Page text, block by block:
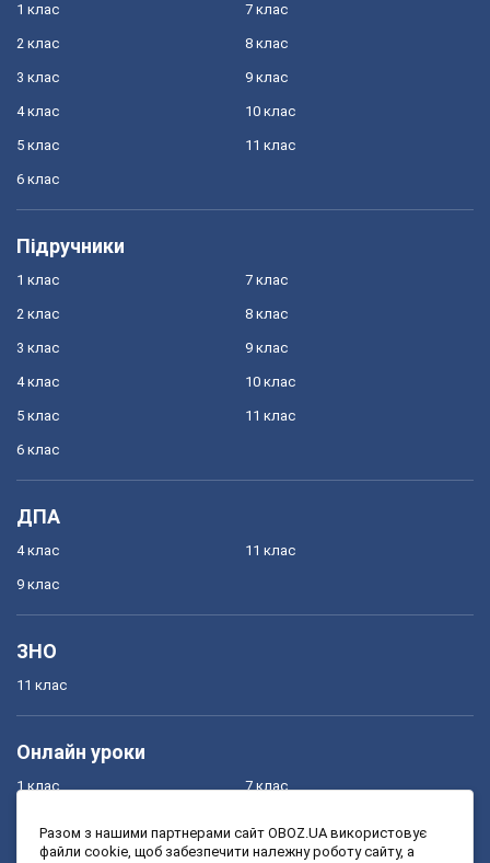
1 клас
2 клас
3 клас
4 клас
5 клас
6 клас
7 клас
8 клас
9 клас
10 клас
11 клас
Підручники
1 клас
2 клас
3 клас
4 клас
5 клас
6 клас
7 клас
8 клас
9 клас
10 клас
11 клас
ДПА
4 клас
9 клас
11 клас
ЗНО
11 клас
Онлайн уроки
1 клас
3 клас
7 клас
9 клас
Разом з нашими партнерами сайт OBOZ.UA використовує
файли cookie, щоб забезпечити належну роботу сайту, а